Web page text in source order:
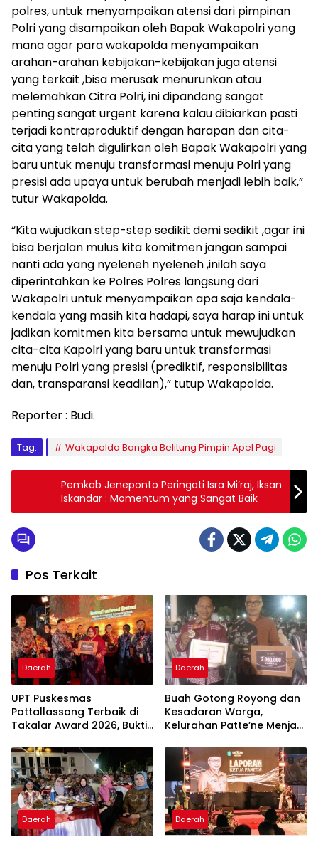
polres, untuk menyampaikan atensi dari pimpinan
Polri yang disampaikan oleh Bapak Wakapolri yang
mana agar para wakapolda menyampaikan
arahan-arahan kebijakan-kebijakan juga atensi
yang terkait ,bisa merusak menurunkan atau
melemahkan Citra Polri, ini dipandang sangat
penting sangat urgent karena kalau dibiarkan pasti
terjadi kontraproduktif dengan harapan dan cita-
cita yang telah digulirkan oleh Bapak Wakapolri yang
baru untuk menuju transformasi menuju Polri yang
presisi ada upaya untuk berubah menjadi lebih baik,”
tutur Wakapolda.
“Kita wujudkan step-step sedikit demi sedikit ,agar ini
bisa berjalan mulus kita komitmen jangan sampai
nanti ada yang nyeleneh nyeleneh ,inilah saya
diperintahkan ke Polres Polres langsung dari
Wakapolri untuk menyampaikan apa saja kendala-
kendala yang masih kita hadapi, saya harap ini untuk
jadikan komitmen kita bersama untuk mewujudkan
cita-cita Kapolri yang baru untuk transformasi
menuju Polri yang presisi (prediktif, responsibilitas
dan, transparansi keadilan),” tutup Wakapolda.
Reporter : Budi.
Tag: Wakapolda Bangka Belitung Pimpin Apel Pagi
Pemkab Jeneponto Peringati Isra Mi’raj, Iksan
Iskandar : Momentum yang Sangat Baik
Pos Terkait
Daerah
UPT Puskesmas
Pattallassang Terbaik di
Takalar Award 2026, Bukti
Pelayanan Kesehatan
Berkualitas
Daerah
Buah Gotong Royong dan
Kesadaran Warga,
Kelurahan Patte’ne Menjadi
2026
Daerah Daerah